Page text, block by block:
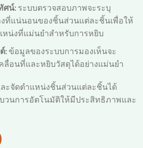
ศน์:ระบบตรวจสอบภาพจะระบุ
ที่แน่นอนของชิ้นส่วนแต่ละชิ้นเพื่อให้
หน่งที่แม่นยำสำหรับการหยิบ
: ข้อมูลของระบบการมองเห็นจะ
ลื่อนที่และหยิบวัสดุได้อย่างแม่นยำ
ะจัดตำแหน่งชิ้นส่วนแต่ละชิ้นได้
บวนการอัตโนมัติให้มีประสิทธิภาพและ